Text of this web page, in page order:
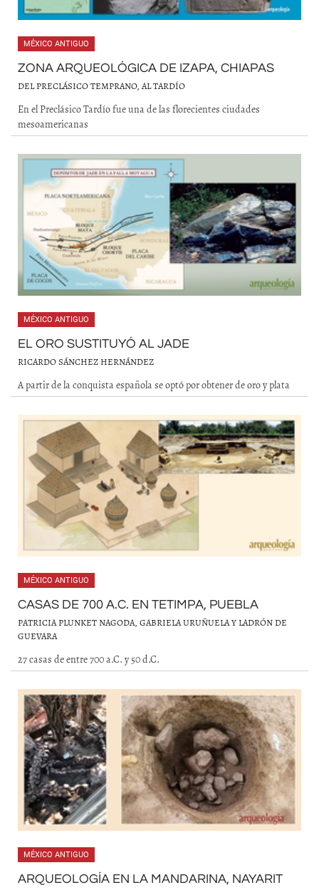
MÉXICO ANTIGUO
ZONA ARQUEOLÓGICA DE IZAPA, CHIAPAS
DEL PRECLÁSICO TEMPRANO, AL TARDÍO
En el Preclásico Tardío fue una de las florecientes ciudades
mesoamericanas
MÉXICO ANTIGUO
EL ORO SUSTITUYÓ AL JADE
RICARDO SÁNCHEZ HERNÁNDEZ
A partir de la conquista española se optó por obtener de oro y plata
MÉXICO ANTIGUO
CASAS DE 700 A.C. EN TETIMPA, PUEBLA
PATRICIA PLUNKET NAGODA, GABRIELA URUÑUELA Y LADRÓN DE
GUEVARA
27 casas de entre 700 a.C. y 50 d.C.
MÉXICO ANTIGUO
ARQUEOLOGÍA EN LA MANDARINA, NAYARIT